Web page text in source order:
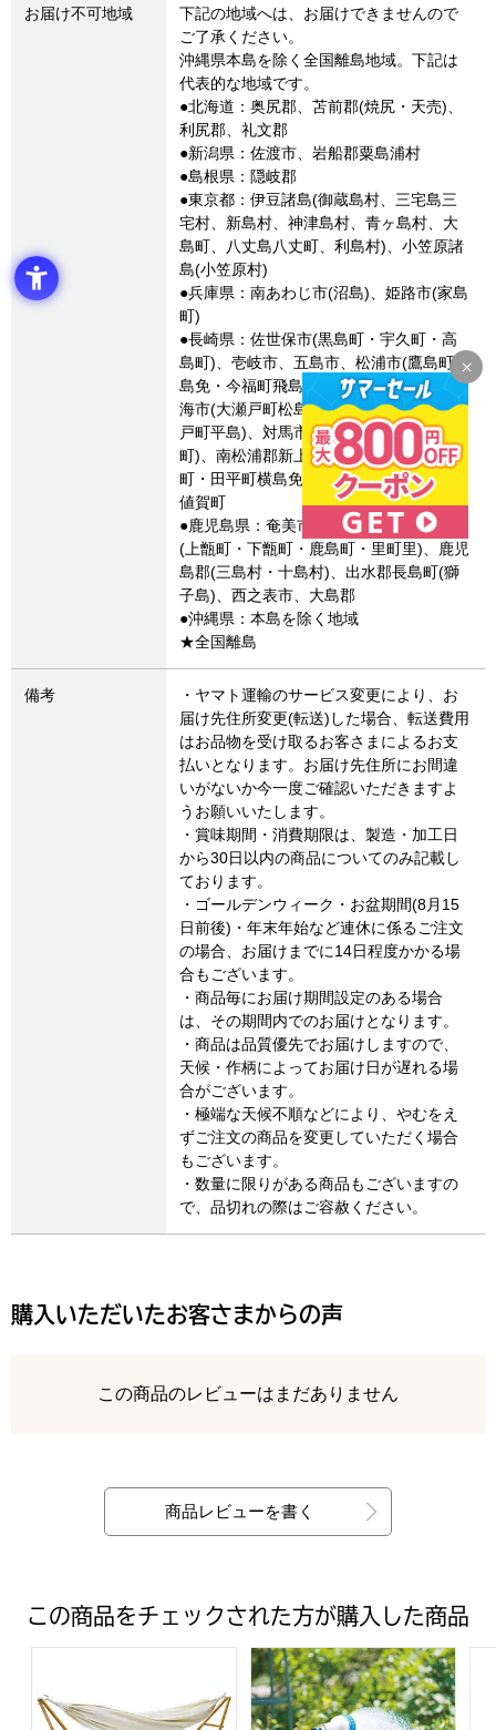
お届け不可地域
下記の地域へは、お届けできませんので
ご了承ください。
沖縄県本島を除く全国離島地域。下記は
代表的な地域です。
●北海道：奥尻郡、苫前郡(焼尻・天売)、
利尻郡、礼文郡
●新潟県：佐渡市、岩船郡粟島浦村
●島根県：隠岐郡
●東京都：伊豆諸島(御蔵島村、三宅島三
宅村、新島村、神津島村、青ヶ島村、大
島町、八丈島八丈町、利島村)、小笠原諸
島(小笠原村)
●兵庫県：南あわじ市(沼島)、姫路市(家島
町)
●長崎県：佐世保市(黒島町・宇久町・高
島町)、壱岐市、五島市、松浦市(鷹島町黒
島免・今福町飛島免・星鹿町青島免)、西
海市(大瀬戸町松島内郷・崎戸町江島・崎
戸町平島)、対馬市、長崎市(高島町・池島
町)、南松浦郡新上五島町、平戸市(度島
町・田平町横島免・大島村)、北松浦郡小
値賀町
●鹿児島県：奄美市、熊毛郡、薩摩川内市
(上甑町・下甑町・鹿島町・里町里)、鹿児
島郡(三島村・十島村)、出水郡長島町(獅
子島)、西之表市、大島郡
●沖縄県：本島を除く地域
★全国離島
備考
・ヤマト運輸のサービス変更により、お
届け先住所変更(転送)した場合、転送費用
はお品物を受け取るお客さまによるお支
払いとなります。お届け先住所にお間違
いがないか今一度ご確認いただきますよ
うお願いいたします。
・賞味期間・消費期限は、製造・加工日
から30日以内の商品についてのみ記載し
ております。
・ゴールデンウィーク・お盆期間(8月15
日前後)・年末年始など連休に係るご注文
の場合、お届けまでに14日程度かかる場
合もございます。
・商品毎にお届け期間設定のある場合
は、その期間内でのお届けとなります。
・商品は品質優先でお届けしますので、
天候・作柄によってお届け日が遅れる場
合がございます。
・極端な天候不順などにより、やむをえ
ずご注文の商品を変更していただく場合
もございます。
・数量に限りがある商品もございますの
で、品切れの際はご容赦ください。
購入いただいたお客さまからの声
レビュー
この商品のレビューはまだありません
商品レビューを書く
この商品をチェックされた方が購入した商品
シフラス 3WAYポータブルハンモック (R3308）【雑貨】
便利なのび〜るホース 収納フ